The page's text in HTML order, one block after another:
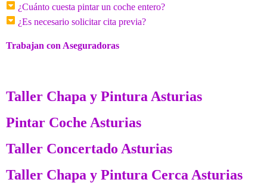
¿Cuánto cuesta pintar un coche entero?
¿Es necesario solicitar cita previa?
Trabajan con Aseguradoras
Taller Chapa y Pintura Asturias
Pintar Coche Asturias
Taller Concertado Asturias
Taller Chapa y Pintura Cerca Asturias